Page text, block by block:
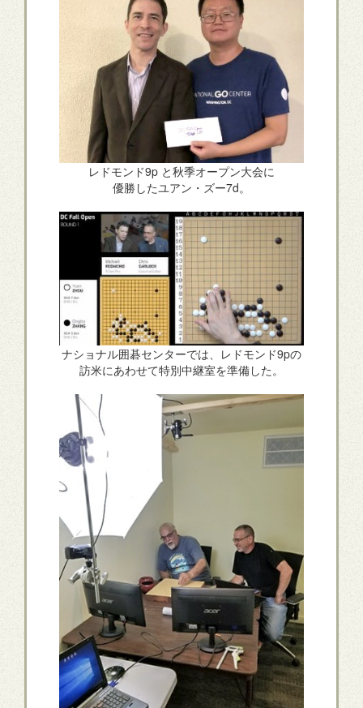
レドモンド9p と秋季オープン大会に
優勝したユアン・ズー7d。
ナショナル囲碁センターでは、レドモンド9pの
訪米にあわせて特別中継室を準備した。